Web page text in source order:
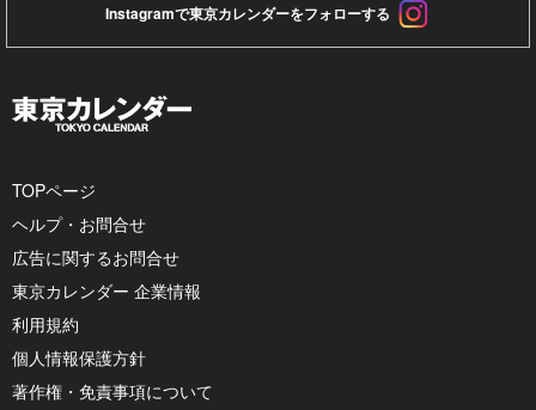
Instagramで東京カレンダーをフォローする
TOPページ
ヘルプ・お問合せ
広告に関するお問合せ
東京カレンダー 企業情報
利用規約
個人情報保護方針
著作権・免責事項について